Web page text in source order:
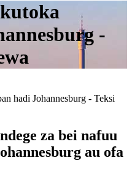
-
hadi Johannesburg - Teksi
za bei nafuu
au ofa